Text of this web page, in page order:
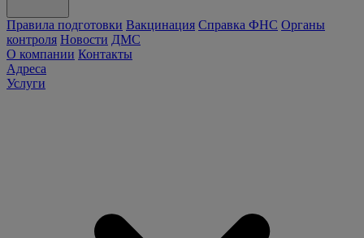
Правила подготовки Вакцинация Справка ФНС Органы
контроля Новости ДМС
О компании Контакты
Адреса
Услуги